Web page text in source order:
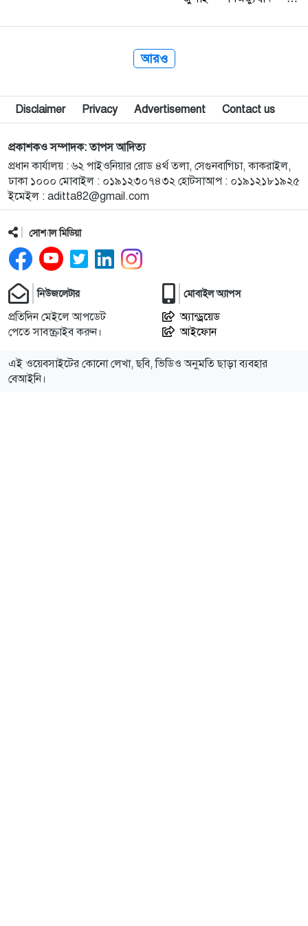
গণতন্ত্র প্রতিষ্ঠার সংগ্রামের
আরও
Disclaimer Privacy Advertisement Contact us
প্রকাশকও সম্পাদক: তাপস আদিত্য
প্রধান কার্যালয় : ৬২ পাইওনিয়ার রোড ৪র্থ তলা, সেগুনবাগিচা, কাকরাইল,
ঢাকা ১০০০ মোবাইল : ০১৯১২৩০৭৪৩২ হোটসাআপ : ০১৯১২১৮১৯২৫
ইমেইল : aditta82@gmail.com
সোশ্যাল মিডিয়া
নিউজলেটার
প্রতিদিন মেইলে আপডেট
পেতে সাবস্ক্রাইব করুন।
মোবাইল অ্যাপস
অ্যান্ড্রয়েড
আইফোন
এই ওয়েবসাইটের কোনো লেখা, ছবি, ভিডিও অনুমতি ছাড়া ব্যবহার
বেআইনি।